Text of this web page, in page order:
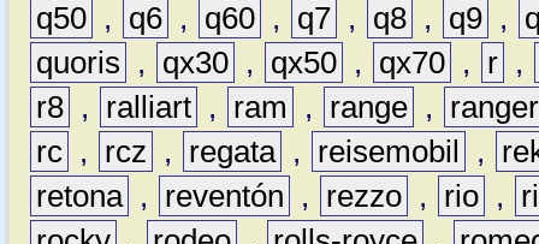
q50 , q6 , q60 , q7 , q8 , q9 ,
quoris
, qx30 , qx50 , qx70 , r ,
r8 , ralliart , ram , range ,
ranger
rc , rcz , regata , reisemobil ,
retona , reventón , rezzo , rio ,